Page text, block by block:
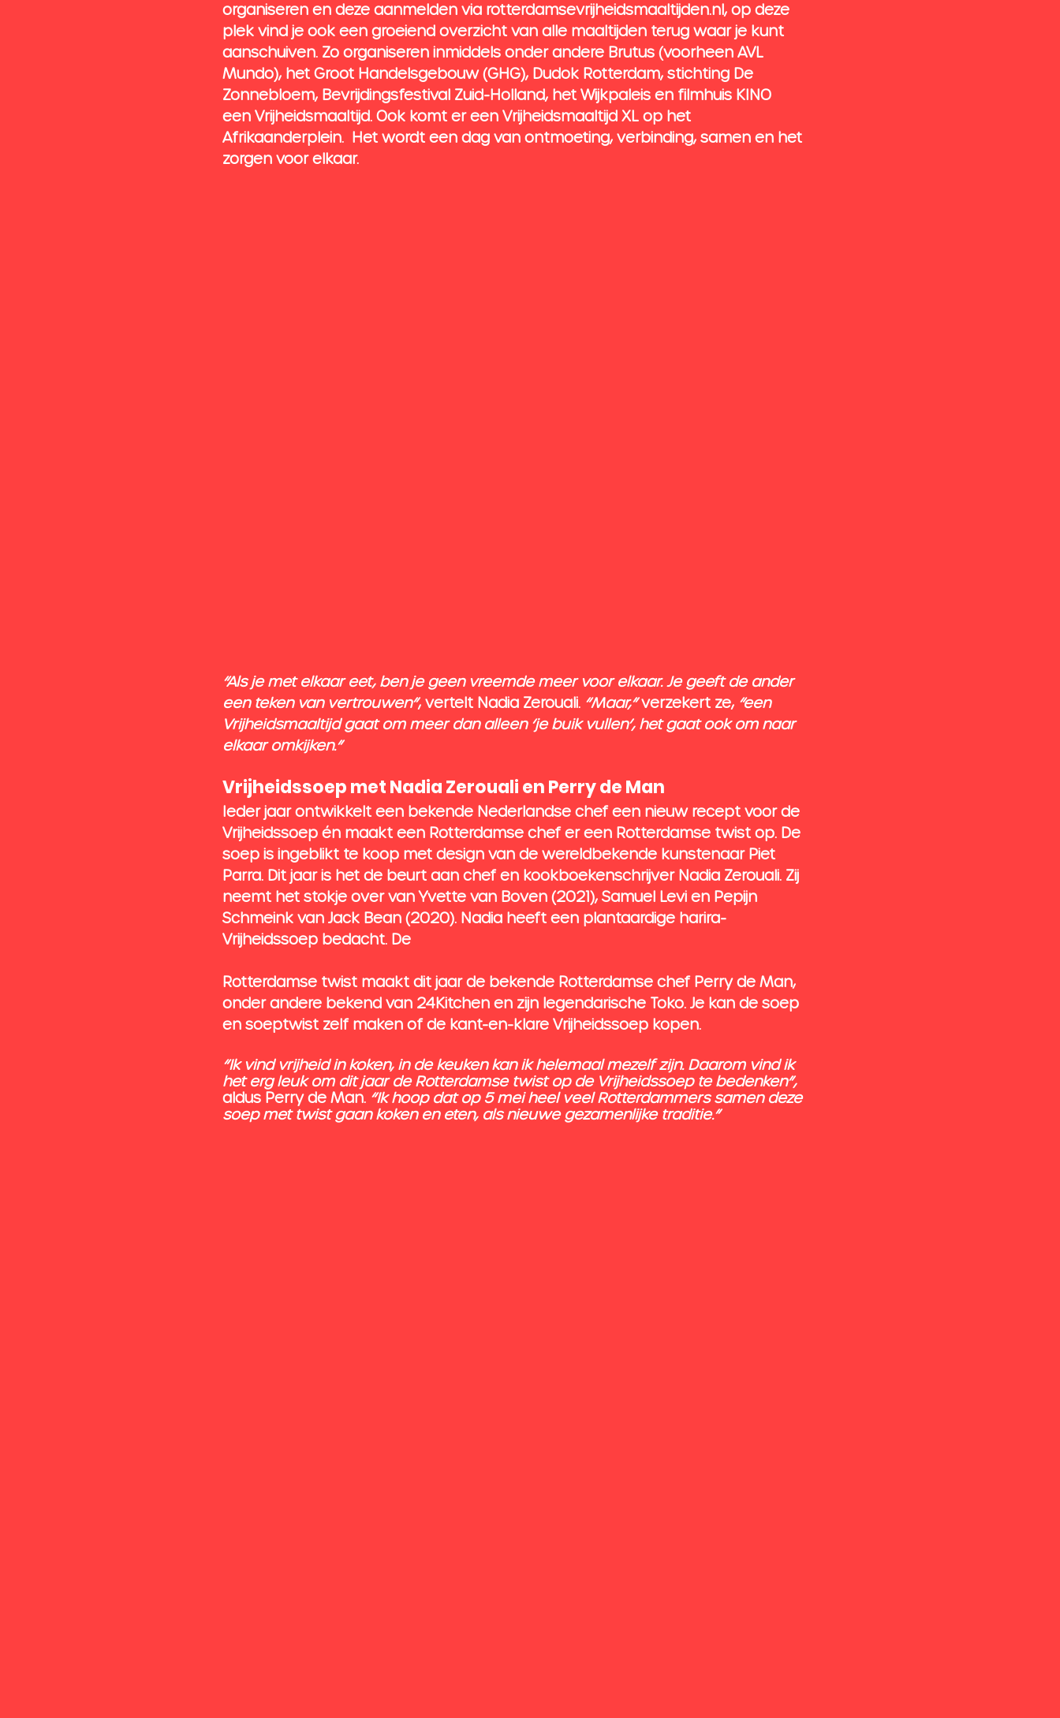
organiseren en deze aanmelden via rotterdamsevrijheidsmaaltijden.nl, op deze
plek vind je ook een groeiend overzicht van alle maaltijden terug waar je kunt
aanschuiven. Zo organiseren inmiddels onder andere Brutus (voorheen AVL
Mundo), het Groot Handelsgebouw (GHG), Dudok Rotterdam, stichting De
Zonnebloem, Bevrijdingsfestival Zuid-Holland, het Wijkpaleis en filmhuis KINO
een Vrijheidsmaaltijd. Ook komt er een Vrijheidsmaaltijd XL op het
Afrikaanderplein.  Het wordt een dag van ontmoeting, verbinding, samen en het
zorgen voor elkaar.
“Als je met elkaar eet, ben je geen vreemde meer voor elkaar. Je geeft de ander
een teken van vertrouwen”, vertelt Nadia Zerouali. “Maar,” verzekert ze, “een
Vrijheidsmaaltijd gaat om meer dan alleen ‘je buik vullen’, het gaat ook om naar
elkaar omkijken.”
Vrijheidssoep met Nadia Zerouali en Perry de Man
Ieder jaar ontwikkelt een bekende Nederlandse chef een nieuw recept voor de
Vrijheidssoep én maakt een Rotterdamse chef er een Rotterdamse twist op. De
soep is ingeblikt te koop met design van de wereldbekende kunstenaar Piet
Parra. Dit jaar is het de beurt aan chef en kookboekenschrijver Nadia Zerouali. Zij
neemt het stokje over van Yvette van Boven (2021), Samuel Levi en Pepijn
Schmeink van Jack Bean (2020). Nadia heeft een plantaardige harira-
Vrijheidssoep bedacht. De
Rotterdamse twist maakt dit jaar de bekende Rotterdamse chef Perry de Man,
onder andere bekend van 24Kitchen en zijn legendarische Toko. Je kan de soep
en soeptwist zelf maken of de kant-en-klare Vrijheidssoep kopen.
“Ik vind vrijheid in koken, in de keuken kan ik helemaal mezelf zijn. Daarom vind ik
het erg leuk om dit jaar de Rotterdamse twist op de Vrijheidssoep te bedenken”,
aldus Perry de Man. “Ik hoop dat op 5 mei heel veel Rotterdammers samen deze
soep met twist gaan koken en eten, als nieuwe gezamenlijke traditie.”